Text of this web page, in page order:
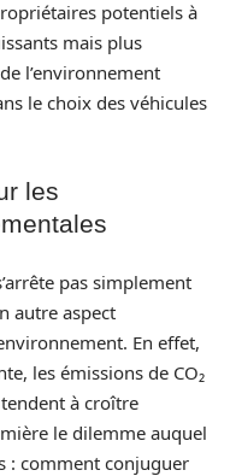
potentiels à
mais plus
l’environnement
le choix des véhicules
les
pas simplement
autre aspect
En effet,
les émissions de CO₂
à croître
le dilemme auquel
: comment conjuguer